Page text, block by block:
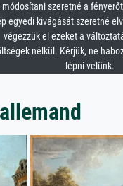
módosítani szeretné a
egyedi kivágását szeretné
végezzük el ezeket a
nélkül. Kérjük, ne
lépni velünk.